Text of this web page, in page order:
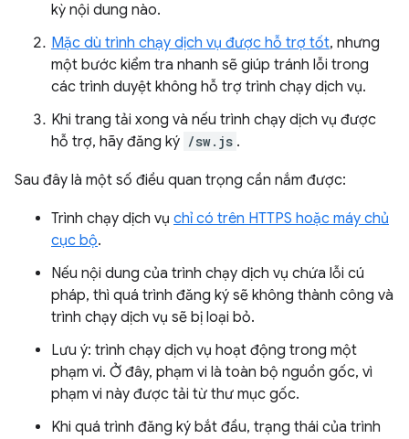
kỳ nội dung nào.
Mặc dù trình chạy dịch vụ được hỗ trợ tốt, nhưng
một bước kiểm tra nhanh sẽ giúp tránh lỗi trong
các trình duyệt không hỗ trợ trình chạy dịch vụ.
Khi trang tải xong và nếu trình chạy dịch vụ được
hỗ trợ, hãy đăng ký /sw.js .
Sau đây là một số điều quan trọng cần nắm được:
Trình chạy dịch vụ chỉ có trên HTTPS hoặc máy chủ
cục bộ.
Nếu nội dung của trình chạy dịch vụ chứa lỗi cú
pháp, thì quá trình đăng ký sẽ không thành công và
trình chạy dịch vụ sẽ bị loại bỏ.
Lưu ý: trình chạy dịch vụ hoạt động trong một
phạm vi. Ở đây, phạm vi là toàn bộ nguồn gốc, vì
phạm vi này được tải từ thư mục gốc.
Khi quá trình đăng ký bắt đầu, trạng thái của trình